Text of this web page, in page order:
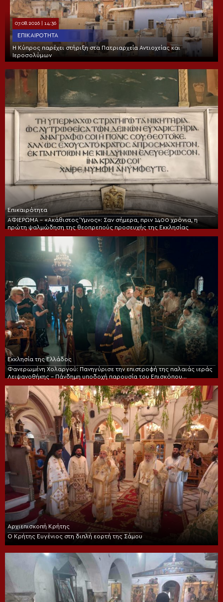
07.08.2026 | 14:36
ΕΠΙΚΑΙΡΌΤΗΤΑ
Η Κύπρος παρέχει στήριξη στα Πατριαρχεία Αντιοχείας και
Ιεροσολύμων
Επικαιρότητα
ΑΦΙΕΡΩΜΑ – «Ακάθιστος Ύμνος»: Σαν σήμερα, πριν 1400 χρόνια, η
πρώτη ψαλμώδηση της θεοπρεπούς προσευχής της Εκκλησίας
Εκκλησία της Ελλάδος
Φανερωμένη Χολαργού: Πανηγύρισε την επιστροφή της παλαιάς ιεράς
Λειψανοθήκης – Πάνδημη υποδοχή παρουσία του Επισκόπου
Χριστουπόλεως
Αρχιεπισκοπή Κρήτης
Ο Κρήτης Ευγένιος στη διπλή εορτή της Σάμου